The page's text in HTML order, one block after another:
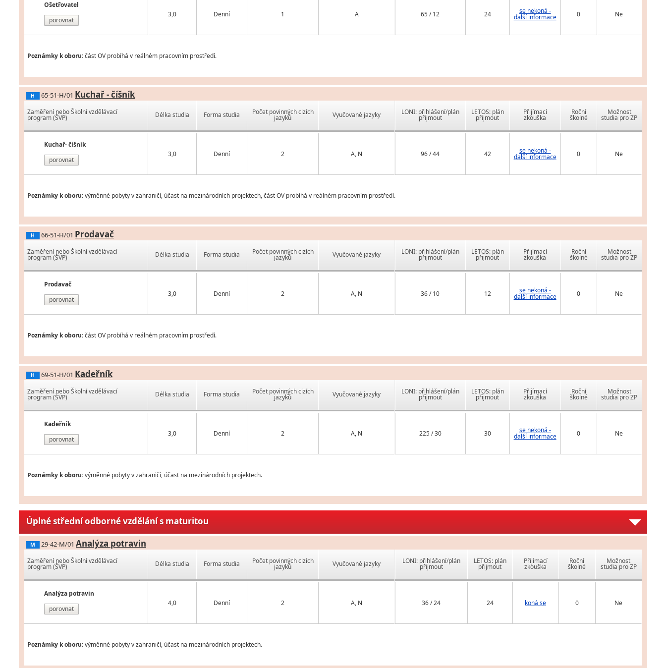
Ošetřovatel
porovnat
3,0 Denní 1 A 65 / 12 24 se nekoná -
další informace 0 Ne
Poznámky k oboru:část OV probíhá v reálném pracovním prostředí.
H 65-51-H/01 Kuchař - číšník
Zaměření nebo Školní vzdělávací
program (ŠVP)
Kuchař- číšník
porovnat
Délka studia Forma studia Počet povinných cizích
jazyků Vyučované jazyky
3,0 Denní 2 A, N
LONI: přihlášení/plán
přijmout
LETOS: plán
přijmout
Přijímací
zkouška
Roční
školné
Možnost
studia pro ZP
96 / 44 42 se nekoná -
další informace 0 Ne
Poznámky k oboru:výměnné pobyty v zahraničí, účast na mezinárodních projektech, část OV probíhá v reálném pracovním prostředí.
H 66-51-H/01 Prodavač
Zaměření nebo Školní vzdělávací
program (ŠVP)
Prodavač
porovnat
Délka studia Forma studia Počet povinných cizích
jazyků Vyučované jazyky
3,0 Denní 2 A, N
LONI: přihlášení/plán
přijmout
LETOS: plán
přijmout
Přijímací
zkouška
Roční
školné
Možnost
studia pro ZP
36 / 10 12 se nekoná -
další informace 0 Ne
Poznámky k oboru:část OV probíhá v reálném pracovním prostředí.
H 69-51-H/01 Kadeřník
Zaměření nebo Školní vzdělávací
program (ŠVP)
Kadeřník
porovnat
Délka studia Forma studia Počet povinných cizích
jazyků Vyučované jazyky
3,0 Denní 2 A, N
LONI: přihlášení/plán
přijmout
LETOS: plán
přijmout
Přijímací
zkouška
Roční
školné
Možnost
studia pro ZP
225 / 30 30 se nekoná -
další informace 0 Ne
Poznámky k oboru:výměnné pobyty v zahraničí, účast na mezinárodních projektech.
Úplné střední odborné vzdělání s maturitou
M 29-42-M/01 Analýza potravin
Zaměření nebo Školní vzdělávací
program (ŠVP)
Analýza potravin
porovnat
Délka studia Forma studia Počet povinných cizích
jazyků Vyučované jazyky
4,0 Denní 2 A, N
LONI: přihlášení/plán
přijmout
LETOS: plán
přijmout
Přijímací
zkouška
Roční
školné
Možnost
studia pro ZP
36 / 24 24 koná se 0 Ne
Poznámky k oboru:výměnné pobyty v zahraničí, účast na mezinárodních projektech.